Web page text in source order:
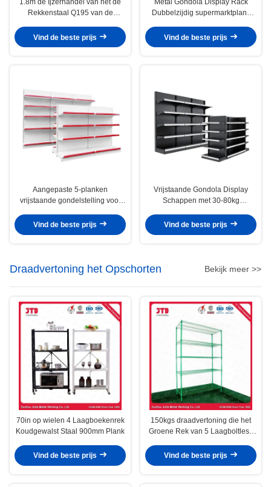
1.8m de Ijzerhandel van het de
Rekkenstaal Q195 van de
Opschorten
Vind de beste prijs
Metal Gondola Display Rack
Dubbelzijdig supermarktplank
winkels
Vind de beste prijs
Aangepaste 5-planken
vrijstaande gondelstelling voor
detailhandelpresentatie
Vind de beste prijs
Vrijstaande Gondola Display
Schappen met 30-80kg
Afmetingen voor Snelle Installatie
Vind de beste prijs
Draadvertoning het Opschorten Bekijk meer >>
70in op wielen 4 Laagboekenrek
Koudgewalst Staal 900mm Plank
Vind de beste prijs
150kgs draadvertoning die het
Groene Rek van 5 Laagboltless
Vind de beste prijs